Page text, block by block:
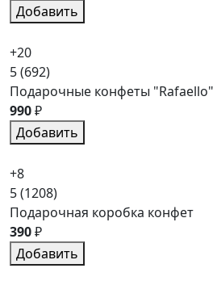
Добавить
+20
5(692)
Подарочные конфеты "Rafaello"
990₽
Добавить
+8
5(1208)
Подарочная коробка конфет
390₽
Добавить